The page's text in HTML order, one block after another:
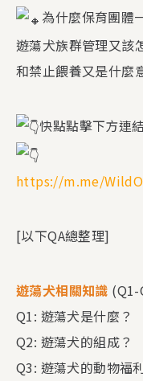
為什麼保育團體
遊蕩犬族群管理又該
和禁止餵養又是什麼
快點點擊下方連
https://m.me/
[以下QA總整理]
遊蕩犬相關知識 (Q1-
Q1: 遊蕩犬是什麼？
Q2: 遊蕩犬的組成？
Q3: 遊蕩犬的動物福